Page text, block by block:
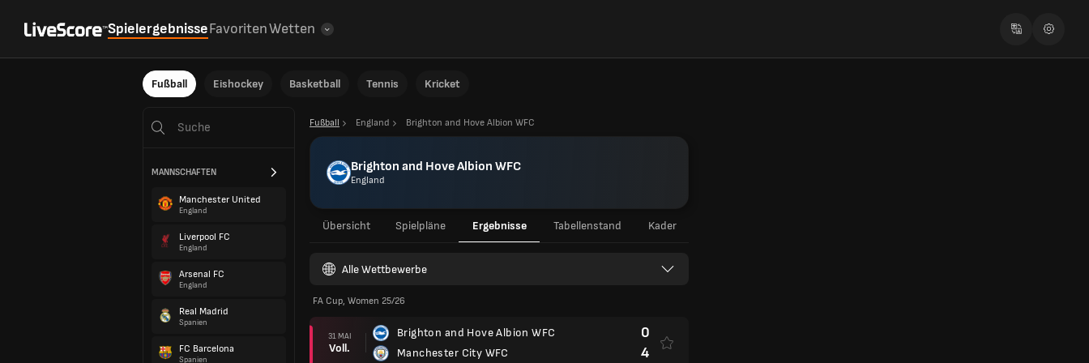
SpielergebnisseFavoritenWetten
Fußball Eishockey Basketball Tennis Kricket
MANNSCHAFTEN
Manchester United
England
Liverpool FC
England
Arsenal FC
England
Real Madrid
Spanien
FC Barcelona
Spanien
Fußball England Brighton and Hove Albion WFC
Brighton and Hove Albion WFC
England
Übersicht Spielpläne Ergebnisse Tabellenstand Kader
Alle Wettbewerbe
FA Cup, Women 25/26
31 MAI
Voll.
Brighton and Hove Albion WFC
Manchester City WFC
0
4